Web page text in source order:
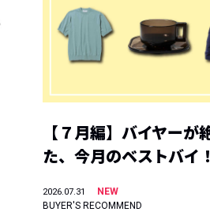
【７月編】バイヤーが
た、今月のベストバイ！
2026.07.31
NEW
BUYER'S RECOMMEND